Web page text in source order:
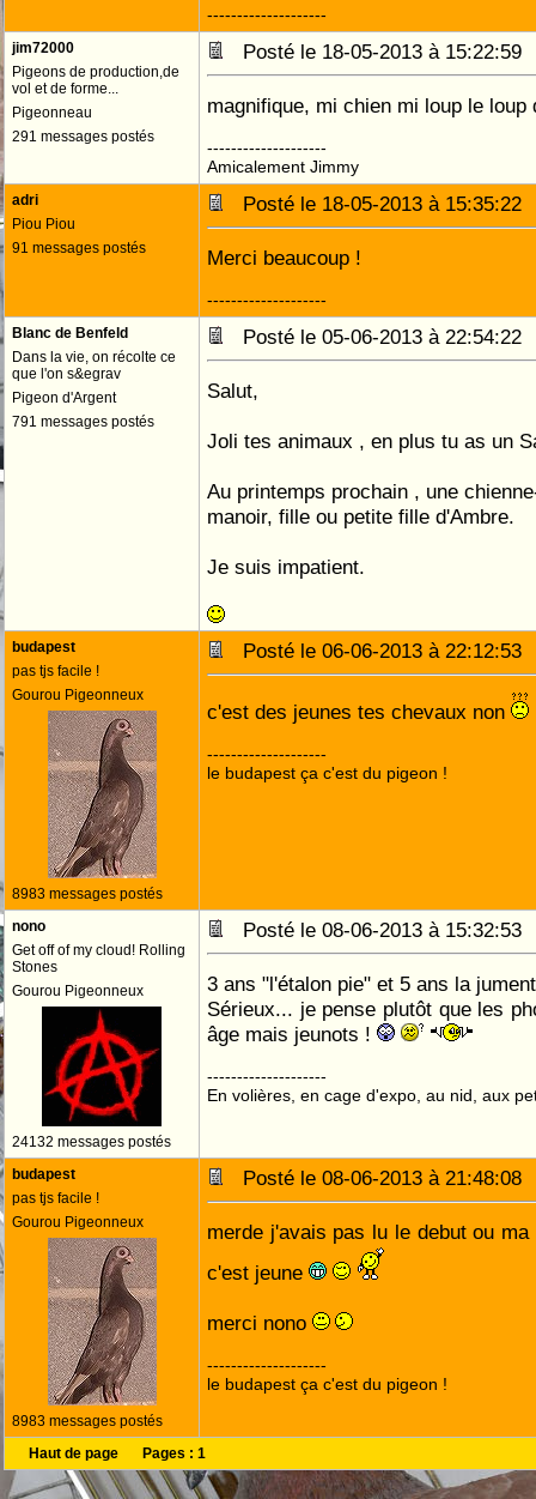
--------------------
jim72000
Pigeons de production,de
vol et de forme...
Pigeonneau
291 messages postés
Posté le 18-05-2013 à
magnifique, mi chien mi loup le
--------------------
Amicalement Jimmy
adri
Piou Piou
91 messages postés
Posté le 18-05-2013 à
Merci beaucoup !
--------------------
Blanc de Benfeld
Dans la vie, on récolte ce
que l'on s&egrav
Pigeon d'Argent
791 messages postés
Posté le 05-06-2013 à
Salut,
Joli tes animaux , en plus tu as un
Au printemps prochain , une
manoir, fille ou petite fille d'Ambre.
Je suis impatient.
budapest
pas tjs facile !
Gourou Pigeonneux
8983 messages postés
Posté le 06-06-2013 à
c'est des jeunes tes chevaux non
--------------------
le budapest ça c'est du pigeon !
nono
Get off of my cloud! Rolling
Stones
Gourou Pigeonneux
24132 messages postés
Posté le 08-06-2013 à
3 ans "l'étalon pie" et 5 ans la
Sérieux... je pense plutôt que les
âge mais jeunots !
--------------------
En volières, en cage d'expo, au nid, aux
budapest
pas tjs facile !
Gourou Pigeonneux
8983 messages postés
Posté le 08-06-2013 à
merde j'avais pas lu le debut ou
c'est jeune
merci nono
--------------------
le budapest ça c'est du pigeon !
Haut de page Pages : 1